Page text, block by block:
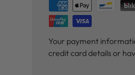
Your payment
credit card details or